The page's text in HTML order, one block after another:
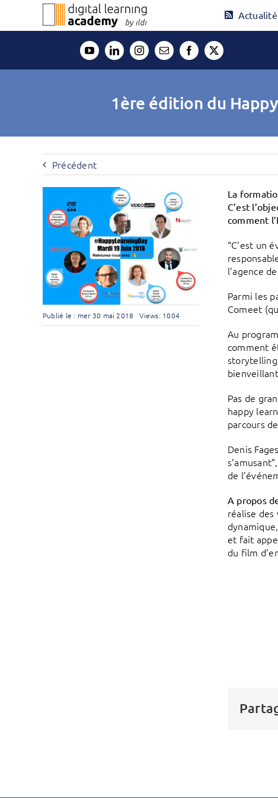
contenu
Actualité
1ère édition du
Précédent
Publié le : mer 30 mai 2018 Views: 1004
La
C’est
comment
“C’est un
l’agence
Parmi les
Comeet
Au
comment
Pas de
happy
parcours
Denis
de
A propos
réalise
et fait
du film